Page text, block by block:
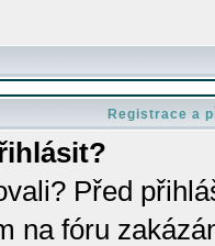
Registrace a
Před
na fóru